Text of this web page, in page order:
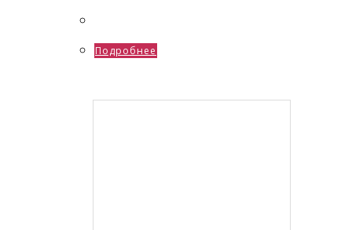
Подробнее